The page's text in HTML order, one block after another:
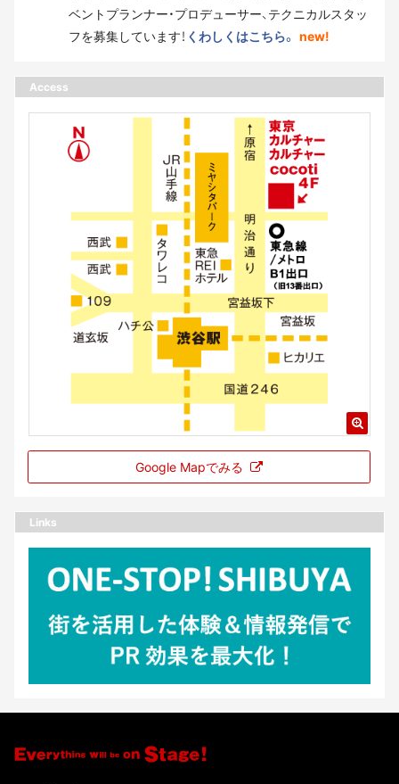
ベントプランナー・プロデューサー、テクニカルスタッ
フを募集しています！ くわしくはこちら。 new!
Access
Google Mapでみる
Links